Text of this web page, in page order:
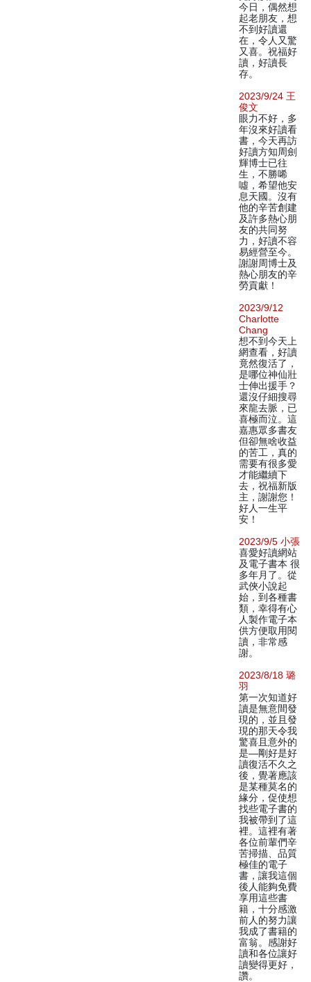
今日，偶然想
起老朋友，想
不到好讀還
在，令人又驚
又喜。祝福好
讀，好讀長
存。
2023/9/24 王
俊文
眼力不好，多
年沒來好讀看
書，今天再訪
好讀方知周劍
輝博士已往
生，不勝唏
噓，希望他安
息天國。沒有
他的辛苦創建
及許多熱心朋
友的共同努
力，好讀不容
易經營至今。
謝謝周博士及
熱心朋友的辛
勞貢獻！
2023/9/12
Charlotte
Chang
想不到今天上
網查看，好讀
竟然復活了，
是哪位神仙壯
士伸出援手？
還沒仔細搜尋
來龍去脈，已
喜極而泣。這
嘉惠眾多書友
但卻無啥收益
的苦工，真的
需要有很多愛
才能繼續下
去，祝福新版
主，謝謝您！
好人一生平
安！
2023/9/5 小張
喜愛好讀網站
及電子書本 很
多年月了。從
武俠小說起
始，到各種書
類，幸得有心
人製作電子本
供方便取用閱
讀，非常感
謝。
2023/8/18 璐
羽
第一次知道好
讀是無意間發
現的，並且發
現的那天令我
驚喜且意外的
是—剛好是好
讀復活不久之
後，覺著應該
是某種莫名的
緣分，促使想
找些電子書的
我被帶到了這
裡。這裡有著
各位前輩們辛
苦掃描、品質
極佳的電子
書，讓我這個
後人能夠免費
享用這些書
籍，十分感激
前人的努力讓
我成了書籍的
富翁。感謝好
讀和各位讓好
讀變得更好，
讚。